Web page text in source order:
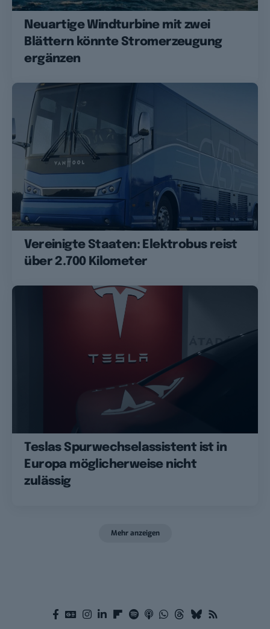
Neuartige Windturbine mit zwei
Blättern könnte Stromerzeugung
ergänzen
Vereinigte Staaten: Elektrobus reist
über 2.700 Kilometer
Teslas Spurwechselassistent ist in
Europa möglicherweise nicht
zulässig
Mehr anzeigen